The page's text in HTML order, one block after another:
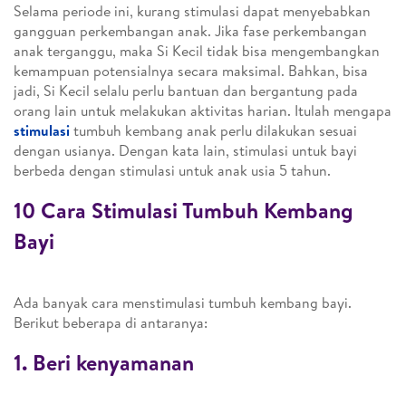
Selama periode ini, kurang stimulasi dapat menyebabkan
gangguan perkembangan anak. Jika fase perkembangan
anak terganggu, maka Si Kecil tidak bisa mengembangkan
kemampuan potensialnya secara maksimal. Bahkan, bisa
jadi, Si Kecil selalu perlu bantuan dan bergantung pada
orang lain untuk melakukan aktivitas harian. Itulah mengapa
stimulasitumbuh kembang anak perlu dilakukan sesuai
dengan usianya. Dengan kata lain, stimulasi untuk bayi
berbeda dengan stimulasi untuk anak usia 5 tahun.
10 Cara Stimulasi Tumbuh Kembang
Bayi
Ada banyak cara menstimulasi tumbuh kembang bayi.
Berikut beberapa di antaranya:
1. Beri kenyamanan